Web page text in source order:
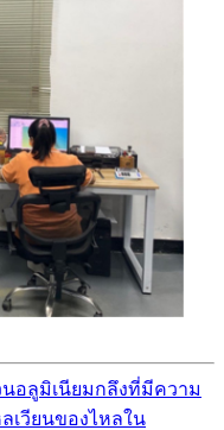
อลูมิเนียมกลึงที่มีความ
เวียนของไหลใน